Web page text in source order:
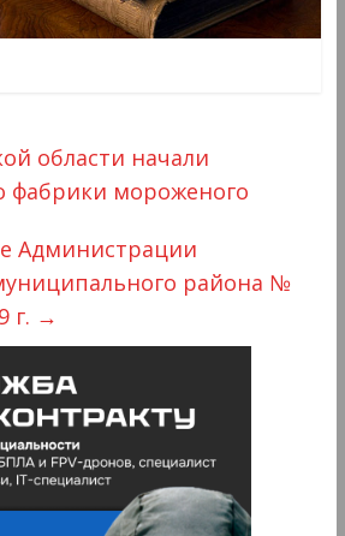
области начали
фабрики мороженого
Администрации
района №
г. →